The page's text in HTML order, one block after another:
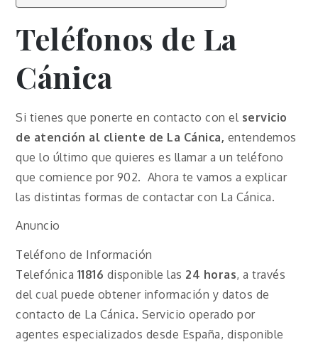
Teléfonos de La
Cánica
Si tienes que ponerte en contacto con el servicio
de atención al cliente de La Cánica, entendemos
que lo último que quieres es llamar a un teléfono
que comience por 902. Ahora te vamos a explicar
las distintas formas de contactar con La Cánica.
Anuncio
Teléfono de Información
Telefónica 11816 disponible las 24 horas, a través
del cual puede obtener información y datos de
contacto de La Cánica. Servicio operado por
agentes especializados desde España, disponible